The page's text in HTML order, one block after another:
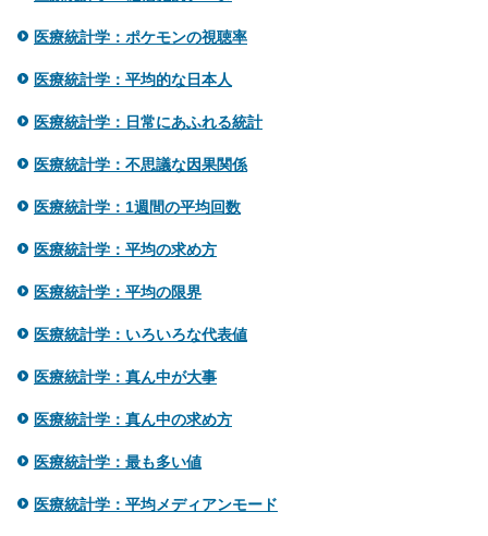
医療統計学：ポケモンの視聴率
医療統計学：平均的な日本人
医療統計学：日常にあふれる統計
医療統計学：不思議な因果関係
医療統計学：1週間の平均回数
医療統計学：平均の求め方
医療統計学：平均の限界
医療統計学：いろいろな代表値
医療統計学：真ん中が大事
医療統計学：真ん中の求め方
医療統計学：最も多い値
医療統計学：平均メディアンモード